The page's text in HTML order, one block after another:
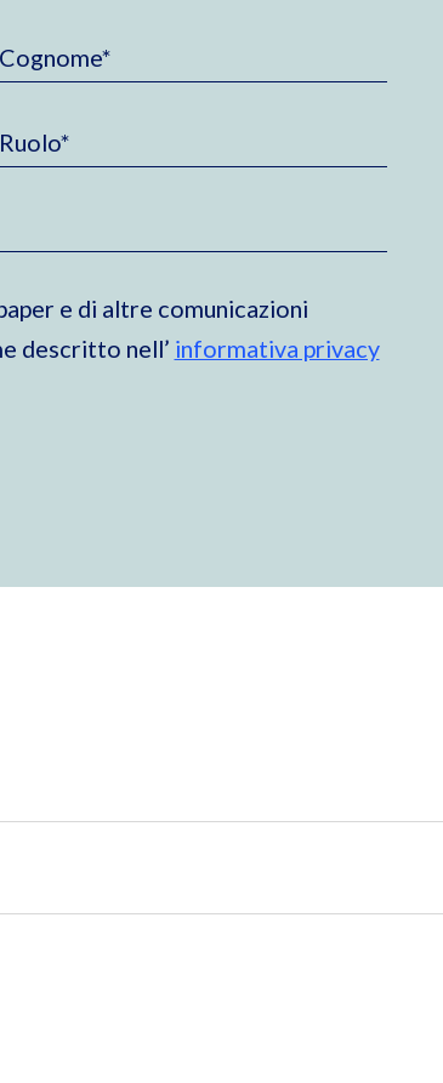
e di altre comunicazioni
descritto nell’ informativa privacy